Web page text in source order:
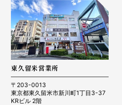
東久留米営業所
〒203-0013
東京都東久留米市新川町1丁目3-37
KRビル 2階